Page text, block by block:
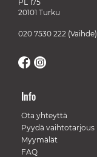
PL 175
20101 Turku
020 7530 222 (Vaihde)
Info
Ota yhteyttä
Pyydä vaihtotarjous
Myymälät
FAQ